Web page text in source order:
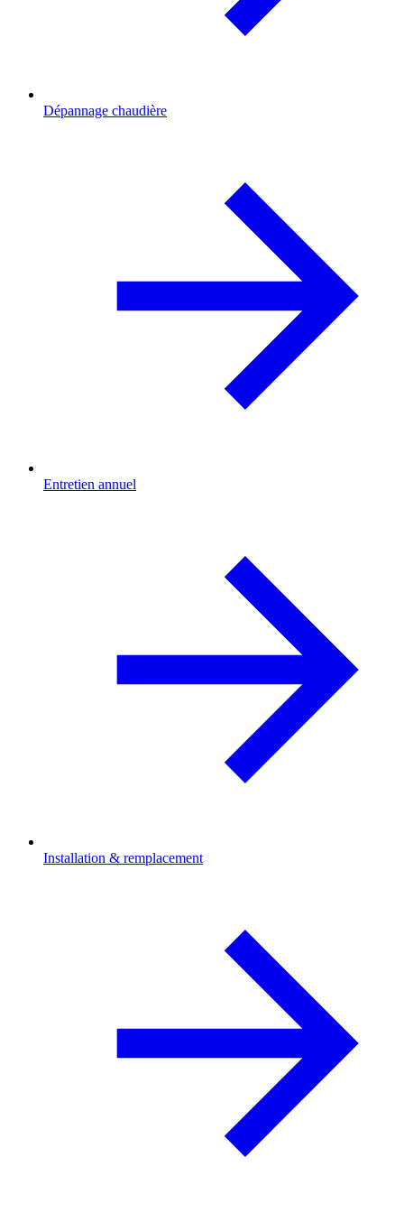
Dépannage chaudière
Entretien annuel
Installation & remplacement